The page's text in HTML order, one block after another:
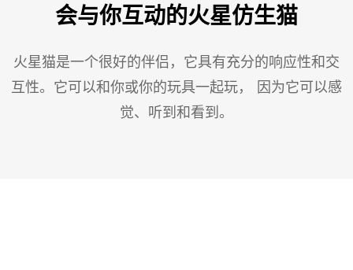
会与你互动的火星仿生猫
火星猫是一个很好的伴侣，它具有充分的响应性和交
互性。它可以和你或你的玩具一起玩， 因为它可以感
觉、听到和看到。